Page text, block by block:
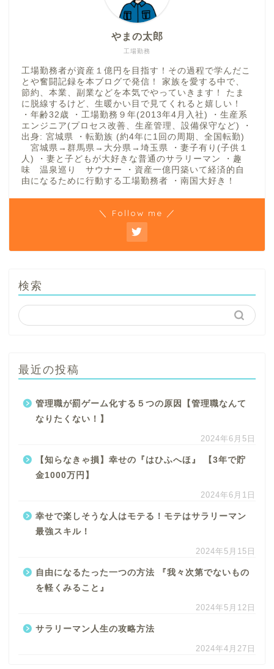
工場勤務
やまの太郎
工場勤務者が資産１億円を目指す！その過程で学んだこ
とや奮闘記録を本ブログで発信！ 家族を愛する中で、
節約、本業、副業などを本気でやっていきます！ たま
に脱線するけど、生暖かい目で見てくれると嬉しい！
・年齢32歳 ・工場勤務９年(2013年4月入社) ・生産系
エンジニア(プロセス改善、生産管理、設備保守など) ・
出身: 宮城県 ・転勤族 (約4年に1回の周期、全国転勤)
宮城県→群馬県→大分県→埼玉県 ・妻子有り(子供１
人) ・妻と子どもが大好きな普通のサラリーマン ・趣
味 温泉巡り サウナー ・資産一億円築いて経済的自
由になるために行動する工場勤務者 ・南国大好き！
＼ Follow me ／
検索
最近の投稿
管理職が罰ゲーム化する５つの原因【管理職なんて
なりたくない！】
2024年6月5日
【知らなきゃ損】幸せの『はひふへほ』 【3年で貯
金1000万円】
2024年6月1日
幸せで楽しそうな人はモテる！モテはサラリーマン
最強スキル！
2024年5月15日
自由になるたった一つの方法 『我々次第でないもの
を軽くみること』
2024年5月12日
サラリーマン人生の攻略方法
2024年4月27日